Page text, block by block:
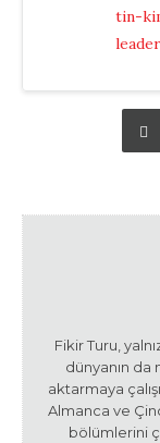
tin-
Fikir Turu,
dünyanın da
aktarmaya
Almanca ve
bölümlerini